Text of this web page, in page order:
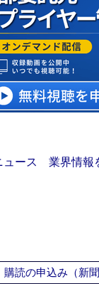
ース 業界情報
購読の申込み（新聞